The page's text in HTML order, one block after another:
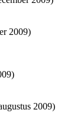
2009)
2009)